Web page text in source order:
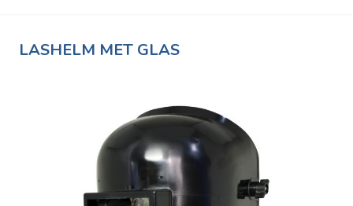
LASHELM MET GLAS